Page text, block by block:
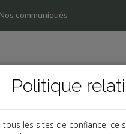
Nos communiqués
Politique
tous les sites de confiance, ce